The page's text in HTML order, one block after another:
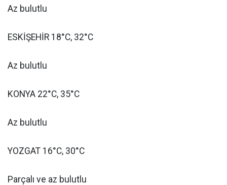
Az bulutlu
ESKİŞEHİR 18°C, 32°C
Az bulutlu
KONYA 22°C, 35°C
Az bulutlu
YOZGAT 16°C, 30°C
Parçalı ve az bulutlu